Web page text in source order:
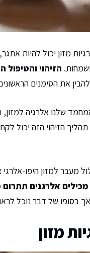
מזון יכול להיות
הזיהוי
להבין את הסימנים
שלנו אלרגיה
תהליך הזיהוי הזה
מעבר למזון היפו-
מכילים אלרגנים
של דבר נוכל
מזון